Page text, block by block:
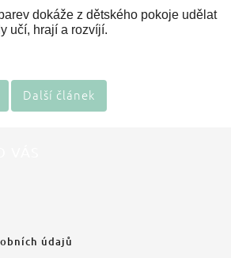
dokáže z dětského pokoje udělat
učí, hrají a rozvíjí.
Další článek
údajů